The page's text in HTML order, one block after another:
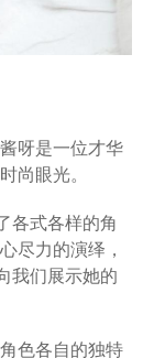
呀是一位才华
尚眼光。
各式各样的角
尽力的演绎，
我们展示她的
色各自的独特